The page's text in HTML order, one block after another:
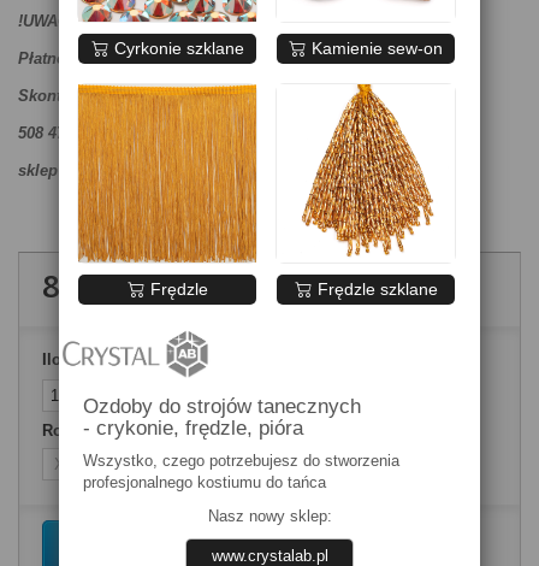
!UWAGA! Produkt dostępny w opcji PayPo.
Płatność odroczona o 30 dni.
Skontaktuj się ze sprzedawcą:
508 472 488,
sklep@allfordance.pl
800,00 złbrutto
Ilość
Rozmiary ubrań
Dodaj do koszyka
Cyrkonie szklane Kamienie sew-on
Frędzle Frędzle szklane
Ozdoby do strojów tanecznych
- crykonie, frędzle, pióra
Wszystko, czego potrzebujesz do stworzenia
profesjonalnego kostiumu do tańca
Nasz nowy sklep:
www.crystalab.pl